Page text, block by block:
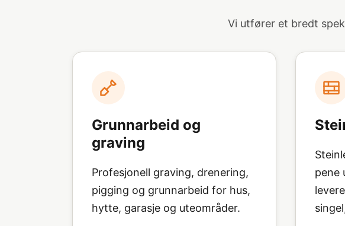
Vi utfører et bredt
Grunnarbeid og
graving
Profesjonell graving, drenering,
pigging og grunnarbeid for hus,
hytte, garasje og uteområder.
pene